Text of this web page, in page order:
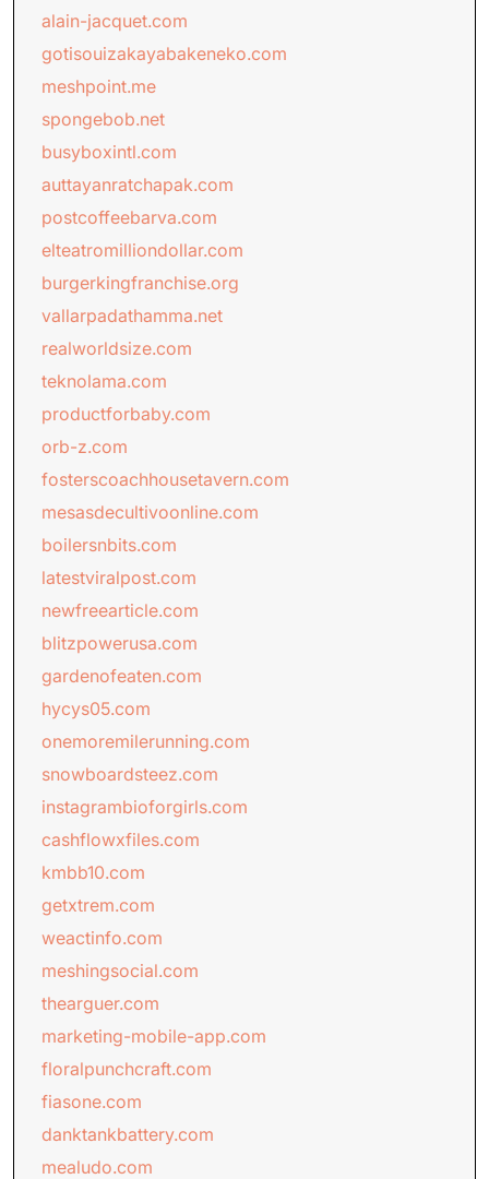
alain-jacquet.com
gotisouizakayabakeneko.com
meshpoint.me
spongebob.net
busyboxintl.com
auttayanratchapak.com
postcoffeebarva.com
elteatromilliondollar.com
burgerkingfranchise.org
vallarpadathamma.net
realworldsize.com
teknolama.com
productforbaby.com
orb-z.com
fosterscoachhousetavern.com
mesasdecultivoonline.com
boilersnbits.com
latestviralpost.com
newfreearticle.com
blitzpowerusa.com
gardenofeaten.com
hycys05.com
onemoremilerunning.com
snowboardsteez.com
instagrambioforgirls.com
cashflowxfiles.com
kmbb10.com
getxtrem.com
weactinfo.com
meshingsocial.com
thearguer.com
marketing-mobile-app.com
floralpunchcraft.com
fiasone.com
danktankbattery.com
mealudo.com